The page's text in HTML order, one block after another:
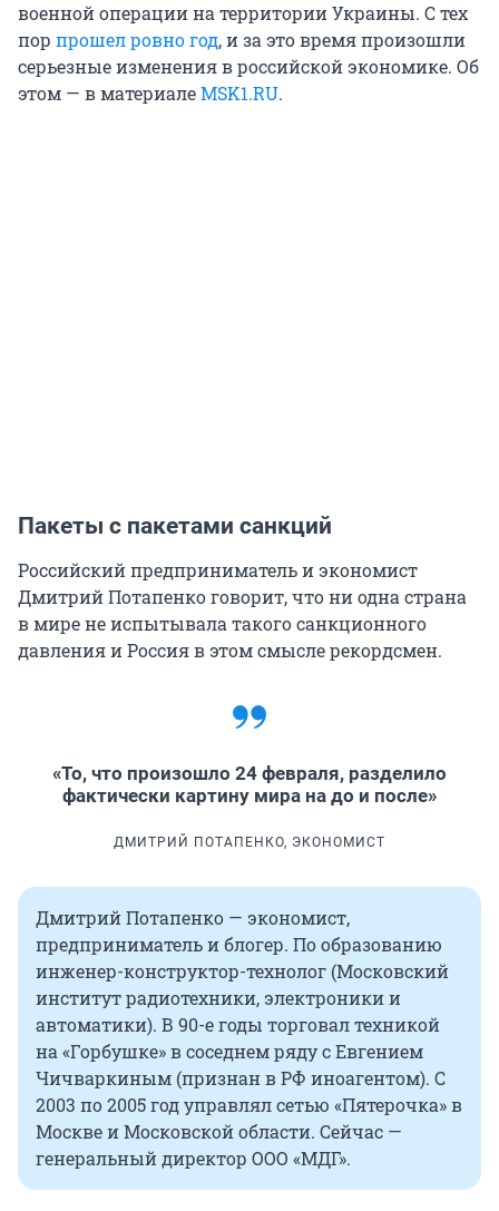
военной операции на территории Украины. С тех
пор прошел ровно год, и за это время произошли
серьезные изменения в российской экономике. Об
этом — в материалеMSK1.RU.
Пакеты с пакетами санкций
Российский предприниматель и экономист
Дмитрий Потапенко говорит, что ни одна страна
в мире не испытывала такого санкционного
давления и Россия в этом смысле рекордсмен.
«То, что произошло 24 февраля, разделило
фактически картину мира на до и после»
ДМИТРИЙ ПОТАПЕНКО, ЭКОНОМИСТ
Дмитрий Потапенко — экономист,
предприниматель и блогер. По образованию
инженер-конструктор-технолог (Московский
институт радиотехники, электроники и
автоматики). В 90-е годы торговал техникой
на «Горбушке» в соседнем ряду с Евгением
Чичваркиным (признан в РФ иноагентом). С
2003 по 2005 год управлял сетью «Пятерочка» в
Москве и Московской области. Сейчас —
генеральный директор ООО «МДГ».